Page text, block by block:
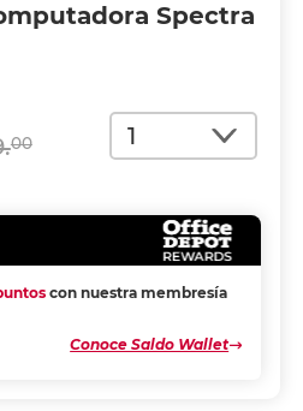
Spectra
Cantidad
00
con nuestra membresía
Conoce Saldo Wallet